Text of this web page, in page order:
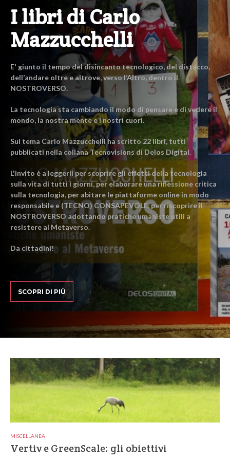
I libri di Carlo
Mazzucchelli
E' giunto il tempo del disincanto tecnologico, del distacco,
dell’andare oltre e altrove, verso l’Altro, dentro il
NOSTROVERSO.
La tecnologia sta cambiando il modo di pensare e di vedere il
mondo, la nostra mente e i nostri cuori.
Sul tema Carlo Mazzucchelli ha scritto 22 libri, tutti
pubblicati nella collana Tecnovisions di Delos Digital.
L'invito è a leggerli per scoprire gli effetti della tecnologia
sulla vita di tutti i giorni, per elaborare una riflessione critica
sulla tecnologia, per abitare le piattaforme online in modo
responsabile e (TECNO) CONSAPEVOLE, per riscoprire il
NOSTROVERSO adottando pratiche umaniste utili a
resistere al Metaverso.
Da cittadini!
SCOPRI DI PIÙ
MISCELLANEA
Vertiv e GreenScale: gli obiettivi